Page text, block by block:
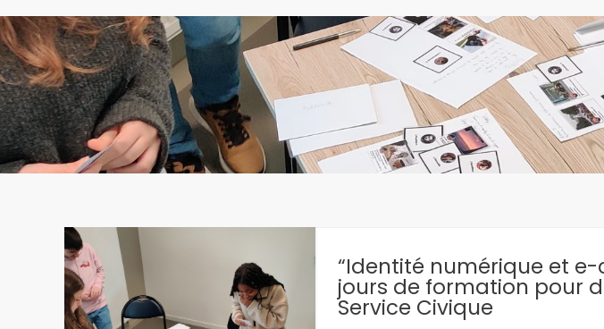
“Identité numérique et e-
jours de formation pour
Service Civique